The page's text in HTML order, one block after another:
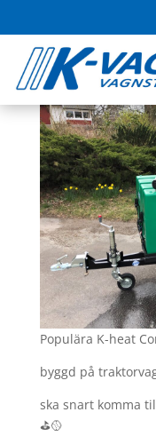
K-heat
maj 3, 2021|K-
Populära K-heat
byggd på
ska snart komma
⛳️🥎